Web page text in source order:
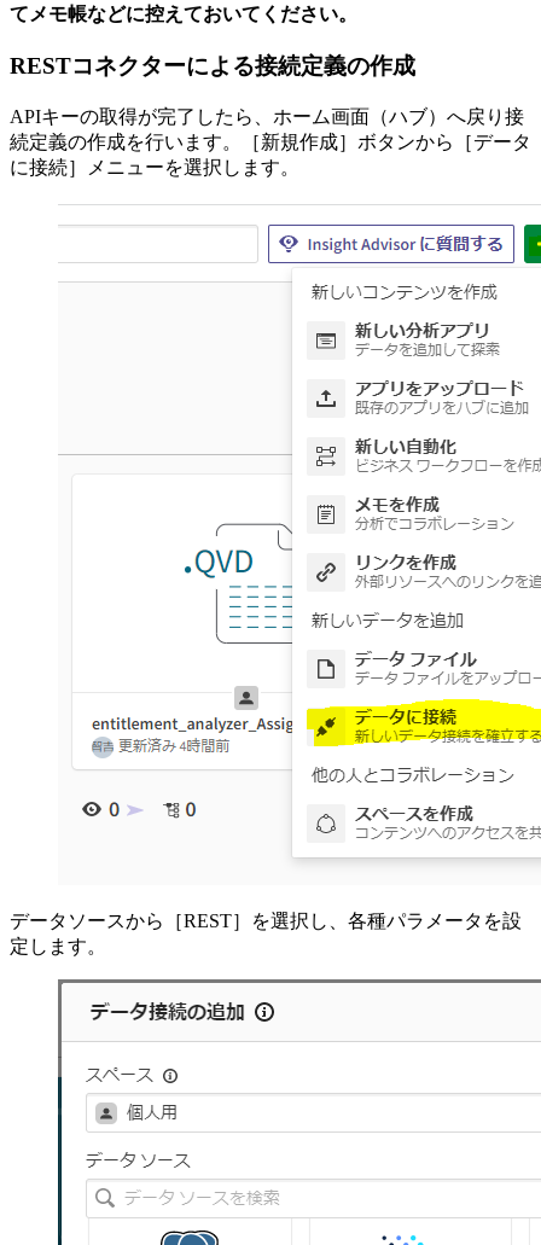
てメモ帳などに控えておいてください。
RESTコネクターによる接続定義の作成
APIキーの取得が完了したら、ホーム画面（ハブ）へ戻り接
続定義の作成を行います。［新規作成］ボタンから［データ
に接続］メニューを選択します。
データソースから［REST］を選択し、各種パラメータを設
定します。